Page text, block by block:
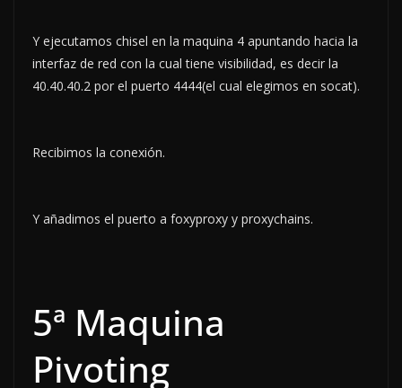
Y ejecutamos chisel en la maquina 4 apuntando hacia la
interfaz de red con la cual tiene visibilidad, es decir la
40.40.40.2 por el puerto 4444(el cual elegimos en socat).
Recibimos la conexión.
Y añadimos el puerto a foxyproxy y proxychains.
5ª Maquina
Pivoting